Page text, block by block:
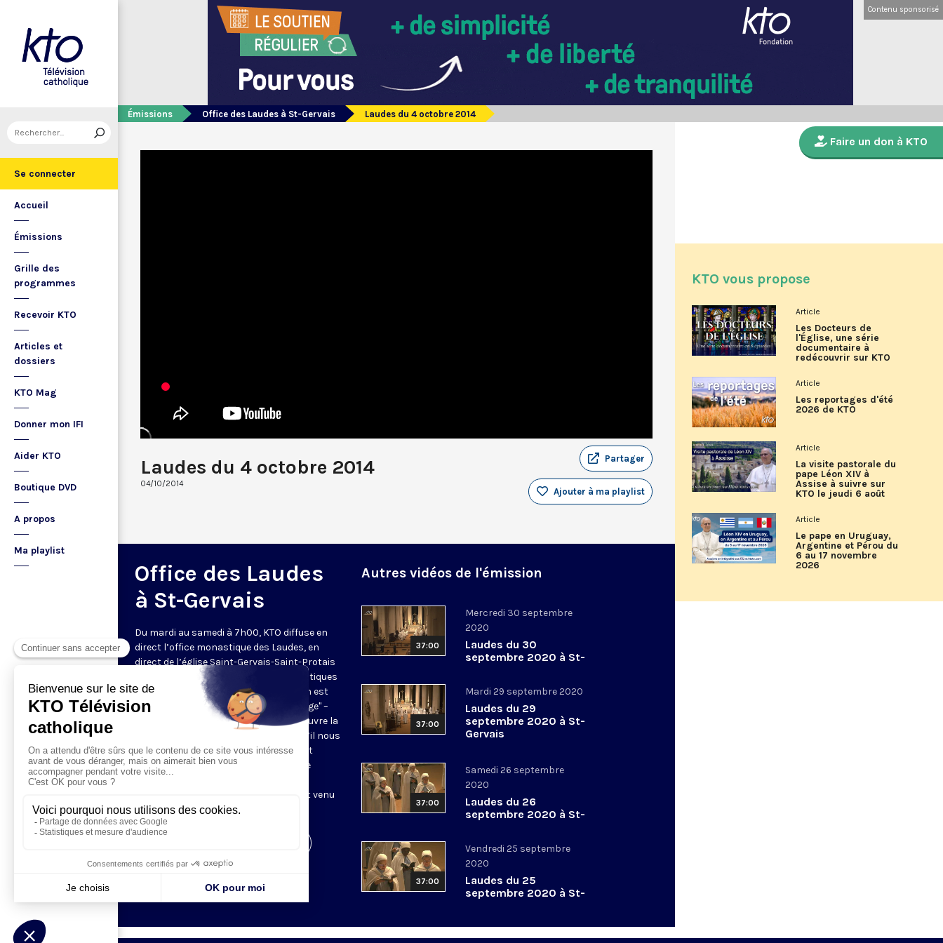
Se connecter
Accueil
Émissions
Grille des
programmes
Recevoir KTO
Articles et
dossiers
KTO Mag
Donner mon IFI
Aider KTO
Boutique DVD
A propos
Ma playlist
Contenu sponsorisé
Émissions Office des Laudes à St-Gervais Laudes du 4 octobre 2014
Laudes du 4 octobre 2014
04/10/2014
Partager
Ajouter à ma playlist
Office des Laudes
à St-Gervais
Du mardi au samedi à 7h00, KTO diffuse en
direct l’office monastique des Laudes, en
direct de l’église Saint-Gervais-Saint-Protais
(Paris IVe), avec les Fraternités Monastiques
de Jérusalem. Les Laudes – dont le nom est
dérivé du terme latin qui signifie "louange" –
sont d’abord la prière de louange qui ouvre la
journée pour remercier Dieu du don qu’il nous
fait de ce jour nouveau, et le placer tout
entier sous son regard. Mais son heure
Résurrection du Seigneur, "soleil levant venu
nous visiter" (Lc 1,28).
Autres vidéos de l'émission
37:00
Mercredi 30 septembre
2020
Laudes du 30
septembre 2020 à St-
37:00
Mardi 29 septembre 2020
Laudes du 29
septembre 2020 à St-
Gervais
37:00
Samedi 26 septembre
2020
Laudes du 26
septembre 2020 à St-
37:00
Vendredi 25 septembre
2020
Laudes du 25
septembre 2020 à St-
Faire un don à KTO
KTO vous propose
Article
Les Docteurs de
l'Église, une série
documentaire à
redécouvrir sur KTO
Article
Les reportages d'été
2026 de KTO
Article
La visite pastorale du
pape Léon XIV à
Assise à suivre sur
KTO le jeudi 6 août
Article
Le pape en Uruguay,
Argentine et Pérou du
6 au 17 novembre
2026